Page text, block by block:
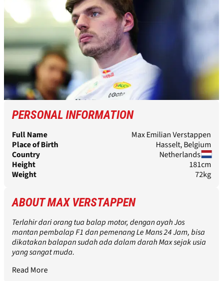
PERSONAL INFORMATION
Full Name
Max Emilian Verstappen
Place of Birth
Hasselt, Belgium
Country
Netherlands
Height
181cm
Weight
72kg
ABOUT MAX VERSTAPPEN
Terlahir dari orang tua balap motor, dengan ayah Jos
mantan pembalap F1 dan pemenang Le Mans 24 Jam, bisa
dikatakan balapan sudah ada dalam darah Max sejak usia
yang sangat muda.
Read More